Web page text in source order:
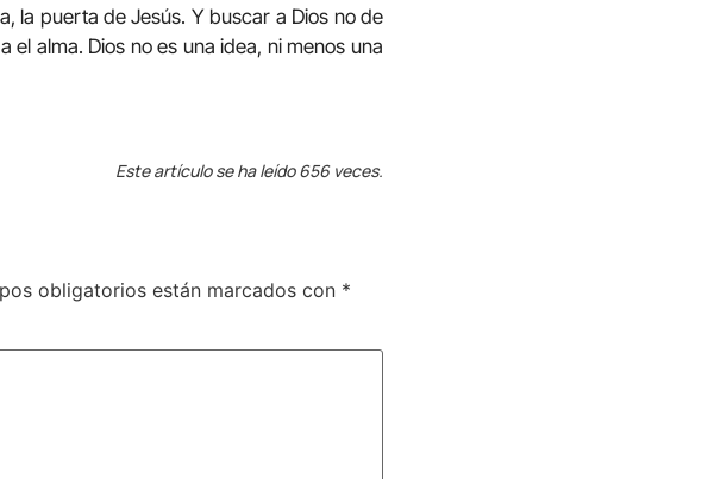
la puerta de Jesús. Y buscar a Dios no de
alma. Dios no es una idea, ni menos una
Este artículo se ha leído 656 veces.
obligatorios están marcados con *